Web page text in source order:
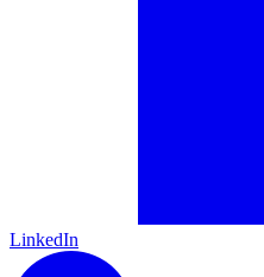
LinkedIn